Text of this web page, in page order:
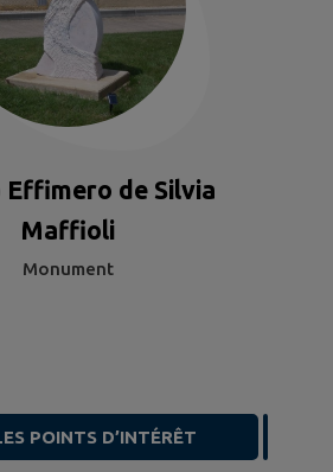
Effimero de Silvia
Maffioli
Monument
POINTS D’INTÉRÊT